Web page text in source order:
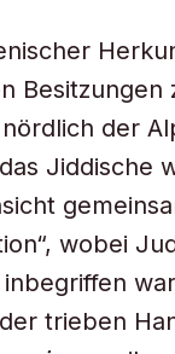
der
Jiddische
wobei
trieben